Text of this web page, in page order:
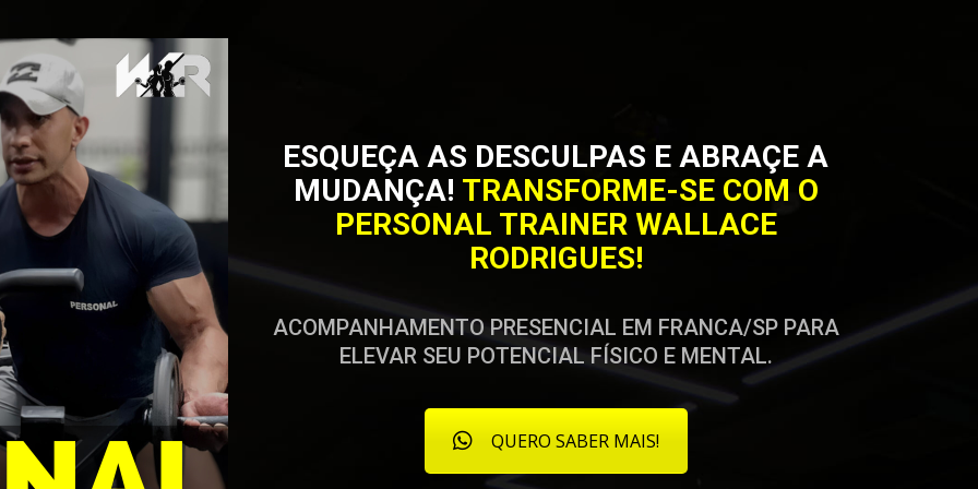
ESQUEÇA AS DESCULPAS E ABRAÇE A
MUDANÇA! TRANSFORME-SE COM O
PERSONAL TRAINER WALLACE
RODRIGUES!
ACOMPANHAMENTO PRESENCIAL EM FRANCA/SP PARA
ELEVAR SEU POTENCIAL FÍSICO E MENTAL.
QUERO SABER MAIS!